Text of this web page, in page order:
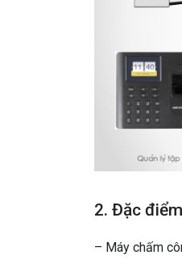
2. Đặc
– Máy chấm